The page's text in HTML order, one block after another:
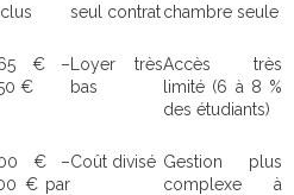
seul contratchambre seule
€ –
€
Loyer très
bas
Accès très
limité (6 à 8 %
des étudiants)
€ –
€ par
Coût divisé Gestion plus
complexe à